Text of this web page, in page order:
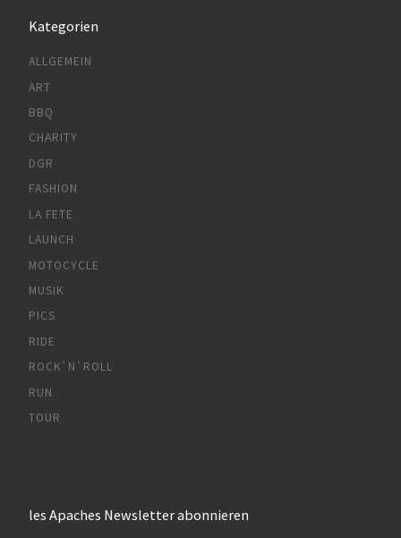
Kategorien
ALLGEMEIN
ART
BBQ
CHARITY
DGR
FASHION
LA FETE
LAUNCH
MOTOCYCLE
MUSIK
PICS
RIDE
ROCK`N`ROLL
RUN
TOUR
les Apaches Newsletter abonnieren